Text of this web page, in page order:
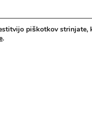
piškotkov strinjate,
.